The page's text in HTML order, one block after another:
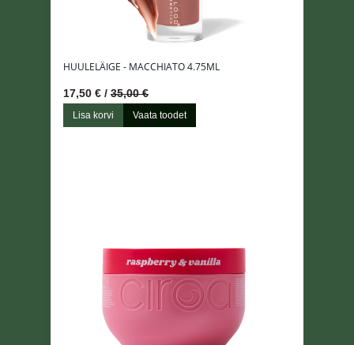
HUULELÄIGE - MACCHIATO 4.75ML
17,50 € / 35,00 €
Lisa korvi Vaata toodet